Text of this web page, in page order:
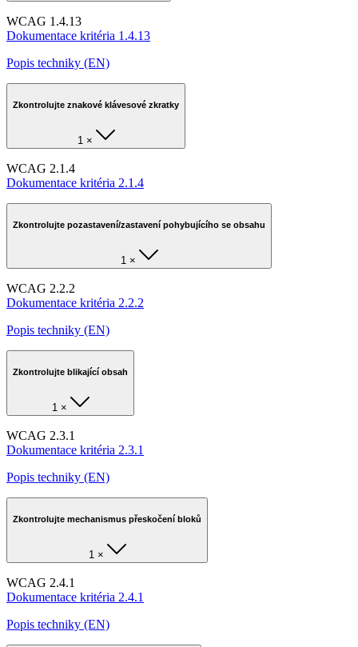
WCAG 1.4.13
Dokumentace kritéria 1.4.13
Popis techniky (EN)
Zkontrolujte znakové klávesové zkratky
1 ×
WCAG 2.1.4
Dokumentace kritéria 2.1.4
Zkontrolujte pozastavení/zastavení pohybujícího se obsahu
1 ×
WCAG 2.2.2
Dokumentace kritéria 2.2.2
Popis techniky (EN)
Zkontrolujte blikající obsah
1 ×
WCAG 2.3.1
Dokumentace kritéria 2.3.1
Popis techniky (EN)
Zkontrolujte mechanismus přeskočení bloků
1 ×
WCAG 2.4.1
Dokumentace kritéria 2.4.1
Popis techniky (EN)